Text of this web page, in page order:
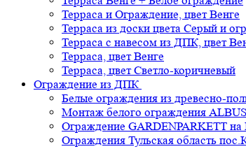
Терраса и Ограждение, цвет Венге
Терраса из доски цвета Серый и
Терраса с навесом из ДПК, цвет
Терраса, цвет Венге
Терраса, цвет Светло-коричневый
Ограждение из ДПК
Белые ограждения из древесно-
Монтаж белого ограждения ALBUS
Ограждение GARDENPARKETT на
Ограждения Тульская область